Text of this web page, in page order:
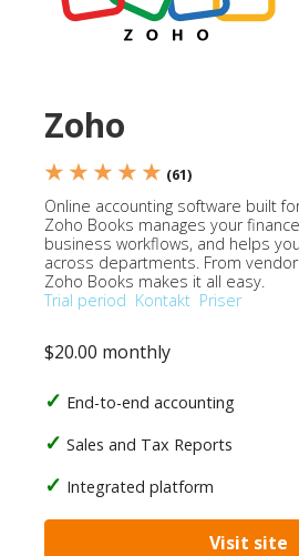
Zoho
★ ★ ★ ★ ★ (61)
Online accounting software built
Zoho Books manages your
business workflows, and helps
across departments. From
Zoho Books makes it all easy.
Trial period Kontakt Priser
$20.00 monthly
End-to-end accounting
Sales and Tax Reports
Integrated platform
Visit site